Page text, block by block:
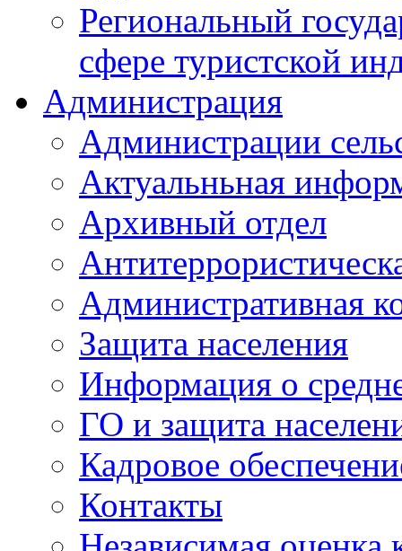
Региональный
сфере туристской
Администрация
Администрации
Актуальньная
Архивный отдел
Административная
Защита населения
Информация о
ГО и защита
Кадровое
Контакты